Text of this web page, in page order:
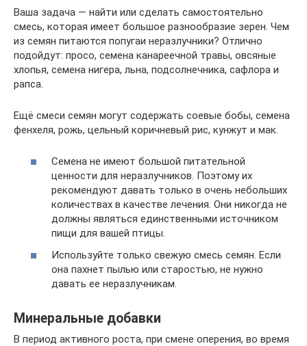
Ваша задача — найти или сделать самостоятельно
смесь, которая имеет большое разнообразие зерен. Чем
из семян питаются попугаи неразлучники? Отлично
подойдут: просо, семена канареечной травы, овсяные
хлопья, семена нигера, льна, подсолнечника, сафлора и
рапса.
Ещё смеси семян могут содержать соевые бобы, семена
фенхеля, рожь, цельный коричневый рис, кунжут и мак.
Семена не имеют большой питательной
ценности для неразлучников. Поэтому их
рекомендуют давать только в очень небольших
количествах в качестве лечения. Они никогда не
должны являться единственными источником
пищи для вашей птицы.
Используйте только свежую смесь семян. Если
она пахнет пылью или старостью, не нужно
давать ее неразлучникам.
Минеральные добавки
В период активного роста, при смене оперения, во время